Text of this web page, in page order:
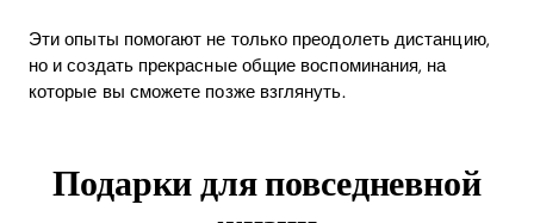
Эти опыты помогают не только преодолеть дистанцию,
но и создать прекрасные общие воспоминания, на
которые вы сможете позже взглянуть.
Подарки для повседневной